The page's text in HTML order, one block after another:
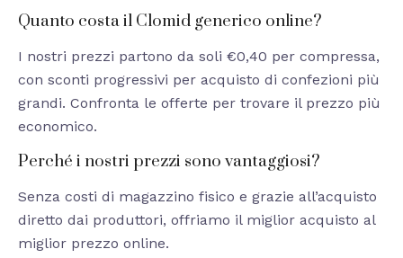
Quanto costa il Clomid generico online?
I nostri prezzi partono da soli €0,40 per compressa,
con sconti progressivi per acquisto di confezioni più
grandi. Confronta le offerte per trovare il prezzo più
economico.
Perché i nostri prezzi sono vantaggiosi?
Senza costi di magazzino fisico e grazie all’acquisto
diretto dai produttori, offriamo il miglior acquisto al
miglior prezzo online.